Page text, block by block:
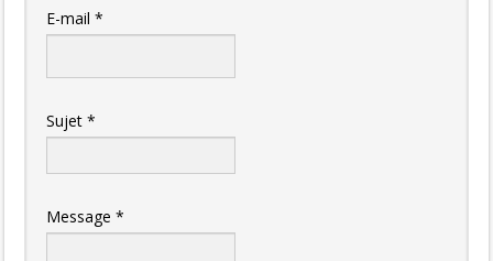
E-mail *
Sujet *
Message *